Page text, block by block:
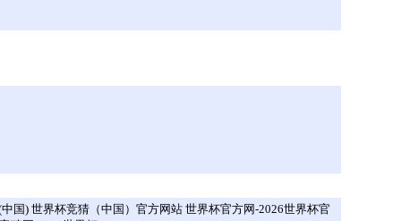
国) 世界杯竞猜（中国）官方网站 世界杯官方网-2026世界杯官